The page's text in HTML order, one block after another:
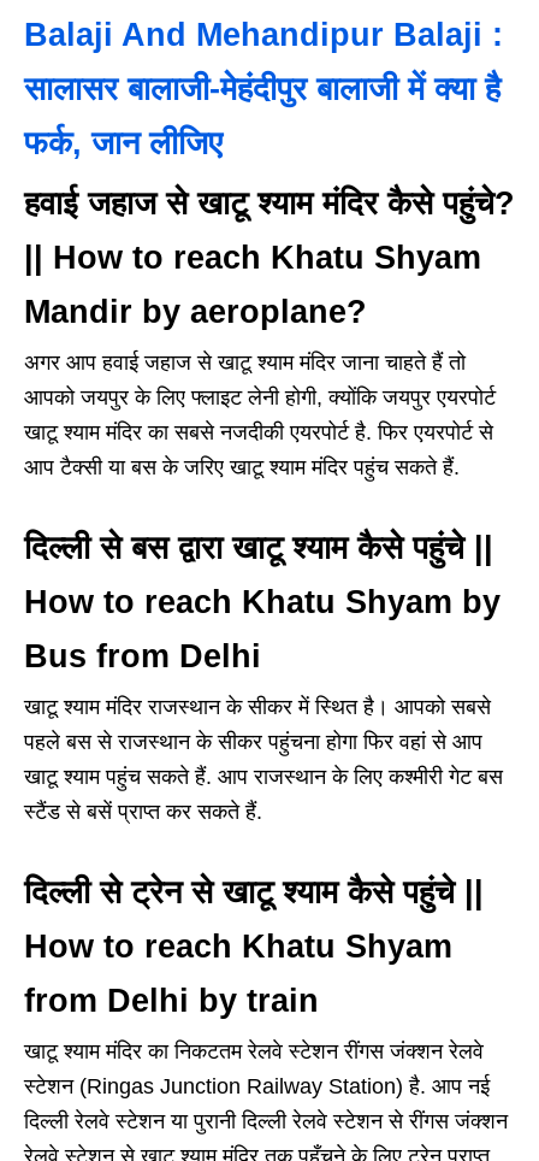
Balaji And Mehandipur Balaji :
सालासर बालाजी-मेहंदीपुर बालाजी में क्या है
फर्क, जान लीजिए
हवाई जहाज से खाटू श्याम मंदिर कैसे पहुंचे?
|| How to reach Khatu Shyam
Mandir by aeroplane?
अगर आप हवाई जहाज से खाटू श्याम मंदिर जाना चाहते हैं तो
आपको जयपुर के लिए फ्लाइट लेनी होगी, क्योंकि जयपुर एयरपोर्ट
खाटू श्याम मंदिर का सबसे नजदीकी एयरपोर्ट है. फिर एयरपोर्ट से
आप टैक्सी या बस के जरिए खाटू श्याम मंदिर पहुंच सकते हैं.
दिल्ली से बस द्वारा खाटू श्याम कैसे पहुंचे ||
How to reach Khatu Shyam by
Bus from Delhi
खाटू श्याम मंदिर राजस्थान के सीकर में स्थित है। आपको सबसे
पहले बस से राजस्थान के सीकर पहुंचना होगा फिर वहां से आप
खाटू श्याम पहुंच सकते हैं. आप राजस्थान के लिए कश्मीरी गेट बस
स्टैंड से बसें प्राप्त कर सकते हैं.
दिल्ली से ट्रेन से खाटू श्याम कैसे पहुंचे ||
How to reach Khatu Shyam
from Delhi by train
खाटू श्याम मंदिर का निकटतम रेलवे स्टेशन रींगस जंक्शन रेलवे
स्टेशन (Ringas Junction Railway Station) है. आप नई
दिल्ली रेलवे स्टेशन या पुरानी दिल्ली रेलवे स्टेशन से रींगस जंक्शन
रेलवे स्टेशन से खाटू श्याम मंदिर तक पहुँचने के लिए ट्रेन प्राप्त